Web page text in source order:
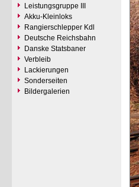
Leistungsgruppe III
Akku-Kleinloks
Rangierschlepper Kdl
Deutsche Reichsbahn
Danske Statsbaner
Verbleib
Lackierungen
Sonderseiten
Bildergalerien